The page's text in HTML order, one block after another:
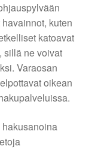
kuten
katoavat
sillä ne voivat
Varaosan
oikean